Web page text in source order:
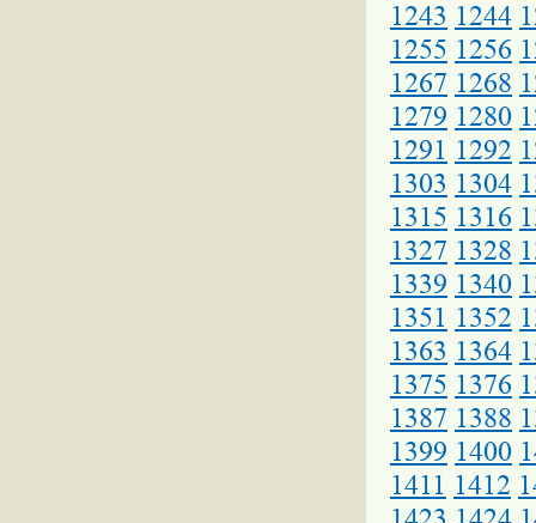
1243 1244
1255 1256
1267 1268
1279 1280
1291 1292
1303 1304
1315 1316
1327 1328
1339 1340
1351 1352
1363 1364
1375 1376
1387 1388
1399 1400
1411 1412